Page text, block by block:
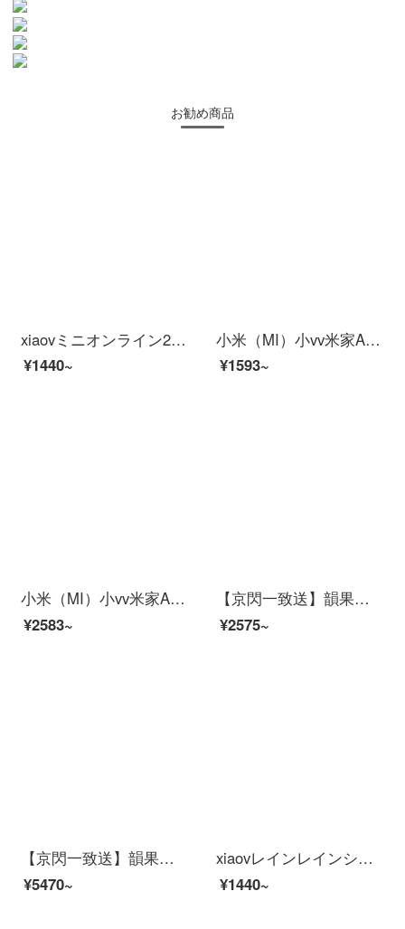
お勧め商品
xiaovミニオンライン2 K防侵カミーユ家イレンテリング连动パノラマイナHDワイヤwifi家庭リモト监视【小米IOT连动】2 Kビオカメメ
¥1440~
小米（MI）小vv米家APPカメラインテリジー乳児監視器ワイヤレスワイファイリモトで赤ちゃん保護器モニタイ監視泣き声警報防止カミラ小米家xiaovレインレイン赤ちゃん保護器メモリなし
¥1593~
小米（MI）小vv米家APPビディオカーメンテリングアロン360°云台スピンビオラ家庭用赤外線夜間テレビワイヤレスタネト电撃防止犯カメラ2 K外置続航版米家xiaovアムード+128 Gカード
¥2583~
【京閃一致送】韻果小米生態xiaovラインライン2 K防犯カミュ家アプリパノラ300万HDワイヤwifi家庭遠32 Gメモリ
¥2575~
【京閃一致送】韻果小米生態xiaovラインライン2 K防犯カミュ家アプリパノラ300万HDワイヤwifi家庭遠256 Gメモリ
¥5470~
xiaovレインレインシップシップシステムシステムシステムシステムシステム1080 p xiaovアビオ防水雲台版ペット監視犯カメレオン家ap wa yares控1080 p xiaovアビオカメオPro+16 Gメモポリド
¥1440~